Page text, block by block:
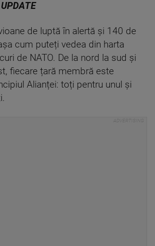
de luptă în alertă și 140 de
cum puteți vedea din harta
de NATO. De la nord la sud și
fiecare țară membră este
Alianței: toți pentru unul și